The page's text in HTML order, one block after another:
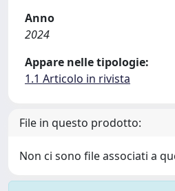
Anno
2024
Appare nelle tipologie:
1.1 Articolo in rivista
File in questo prodotto:
Non ci sono file associati a